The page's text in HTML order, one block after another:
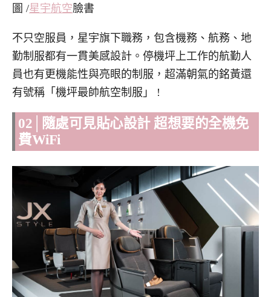
圖 /星宇航空臉書
不只空服員，星宇旗下職務，包含機務、航務、地
勤制服都有一貫美感設計。停機坪上工作的航勤人
員也有更機能性與亮眼的制服，超滿朝氣的銘黃還
有號稱「機坪最帥航空制服」 !
02│隨處可見貼心設計 超想要的全機免
費WiFi